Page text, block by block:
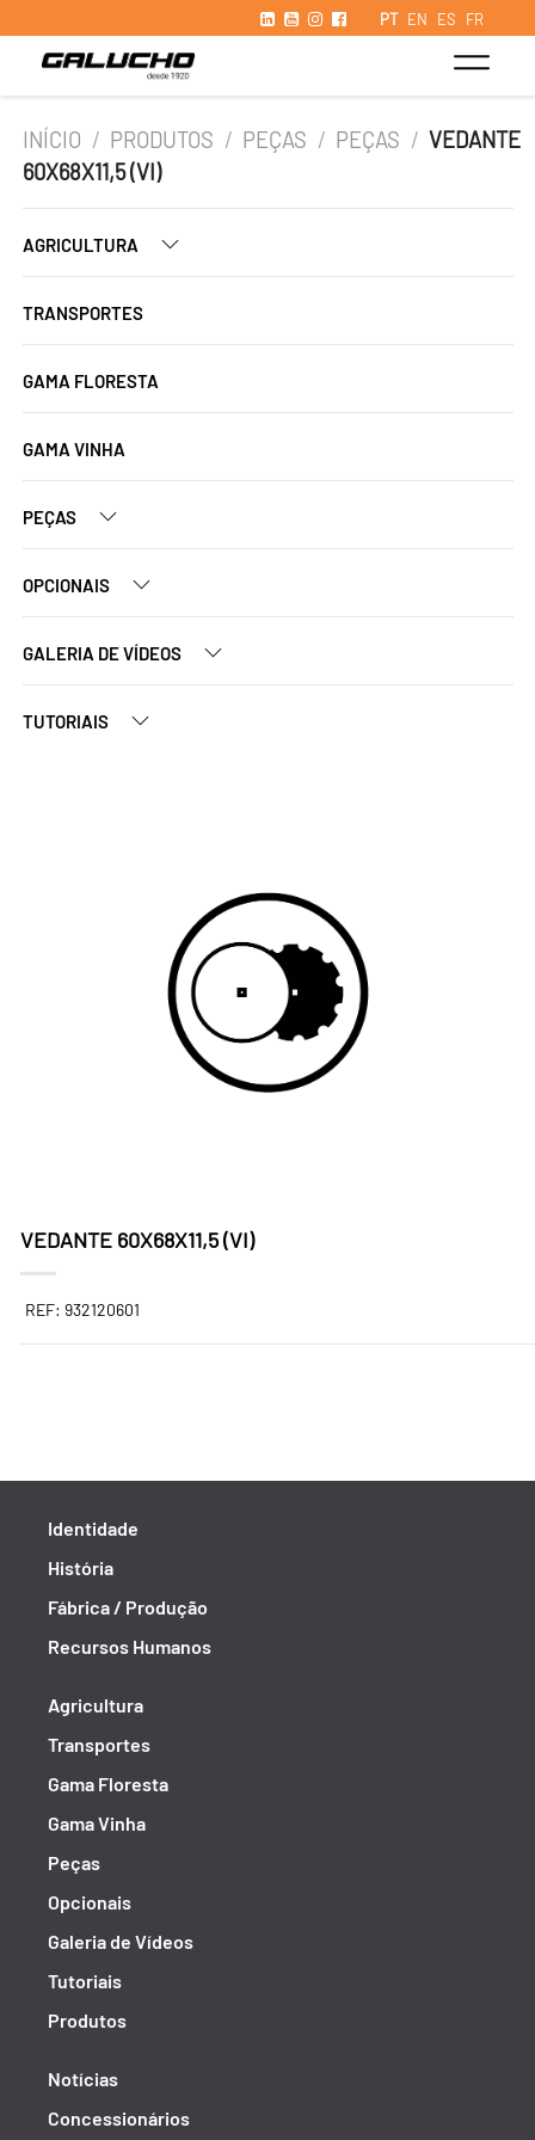
PT EN ES FR
INÍCIO / PRODUTOS / PEÇAS / PEÇAS / VEDANTE
60X68X11,5 (VI)
AGRICULTURA
TRANSPORTES
GAMA FLORESTA
GAMA VINHA
PEÇAS
OPCIONAIS
GALERIA DE VÍDEOS
TUTORIAIS
VEDANTE 60X68X11,5 (VI)
REF: 932120601
Identidade
História
Fábrica / Produção
Recursos Humanos
Agricultura
Transportes
Gama Floresta
Gama Vinha
Peças
Opcionais
Galeria de Vídeos
Tutoriais
Produtos
Notícias
Concessionários